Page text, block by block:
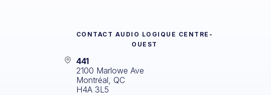
CONTACT AUDIO LOGIQUE CENTRE-
OUEST
441
2100 Marlowe Ave
Montréal, QC
H4A 3L5